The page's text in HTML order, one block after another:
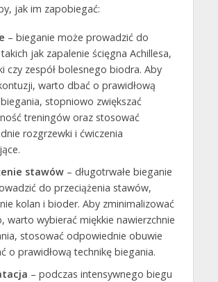
jak im zapobiegać:
– bieganie może prowadzić do
jak zapalenie ścięgna Achillesa,
czy zespół bolesnego biodra. Aby
warto dbać o prawidłową
stopniowo zwiększać
treningów oraz stosować
rozgrzewki i ćwiczenia
stawów– długotrwałe bieganie
do przeciążenia stawów,
kolan i bioder. Aby zminimalizować
warto wybierać miękkie nawierzchnie
stosować odpowiednie obuwie
o prawidłową technikę biegania.
– podczas intensywnego biegu